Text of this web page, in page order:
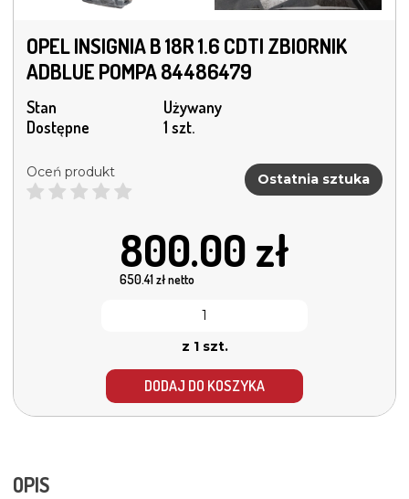
OPEL INSIGNIA B 18R 1.6 CDTI ZBIORNIK
ADBLUE POMPA 84486479
Stan
Używany
Dostępne
1 szt.
Oceń produkt Ostatnia sztuka
800.00 zł
650.41zł netto
z 1 szt.
DODAJ DO KOSZYKA
OPIS